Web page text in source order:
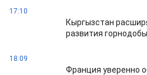
17:10
Кыргызстан
развития
18:09
Франция уверенно